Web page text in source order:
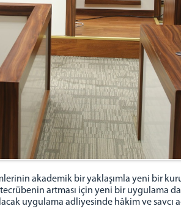
akademik bir yaklaşımla yeni bir
artması için yeni bir uygulama
uygulama adliyesinde hâkim ve